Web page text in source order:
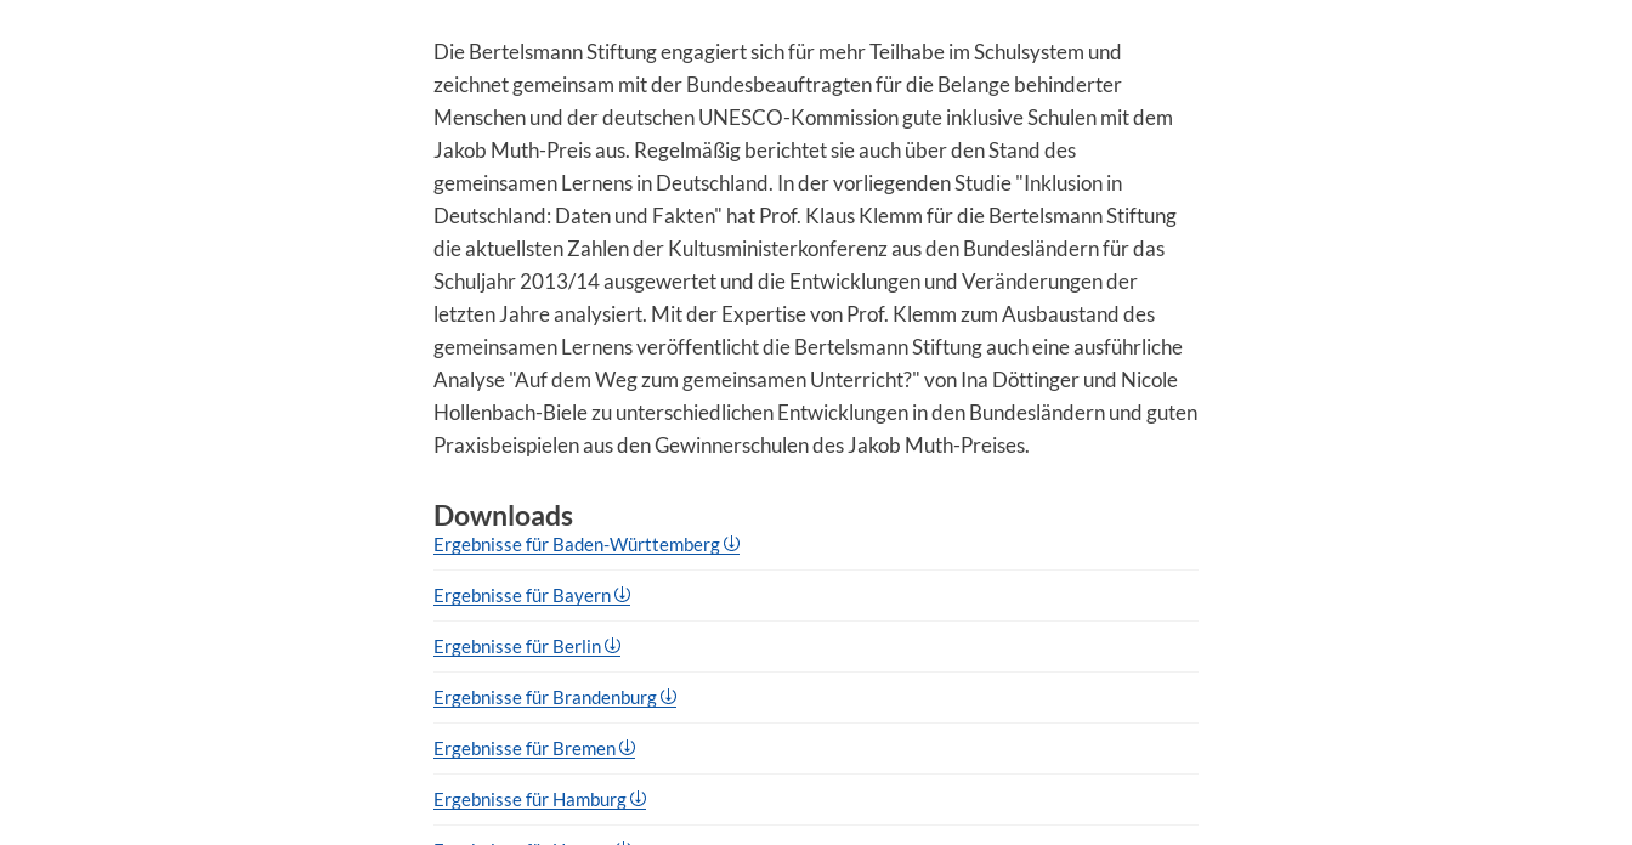
Die Bertelsmann Stiftung engagiert sich für mehr Teilhabe im Schulsystem und
zeichnet gemeinsam mit der Bundesbeauftragten für die Belange behinderter
Menschen und der deutschen UNESCO-Kommission gute inklusive Schulen mit dem
Jakob Muth-Preis aus. Regelmäßig berichtet sie auch über den Stand des
gemeinsamen Lernens in Deutschland. In der vorliegenden Studie "Inklusion in
Deutschland: Daten und Fakten" hat Prof. Klaus Klemm für die Bertelsmann Stiftung
die aktuellsten Zahlen der Kultusministerkonferenz aus den Bundesländern für das
Schuljahr 2013/14 ausgewertet und die Entwicklungen und Veränderungen der
letzten Jahre analysiert. Mit der Expertise von Prof. Klemm zum Ausbaustand des
gemeinsamen Lernens veröffentlicht die Bertelsmann Stiftung auch eine ausführliche
Analyse "Auf dem Weg zum gemeinsamen Unterricht?" von Ina Döttinger und Nicole
Hollenbach-Biele zu unterschiedlichen Entwicklungen in den Bundesländern und guten
Praxisbeispielen aus den Gewinnerschulen des Jakob Muth-Preises.
Downloads
Ergebnisse für Baden-Württemberg
Ergebnisse für Bayern
Ergebnisse für Berlin
Ergebnisse für Brandenburg
Ergebnisse für Bremen
Ergebnisse für Hamburg